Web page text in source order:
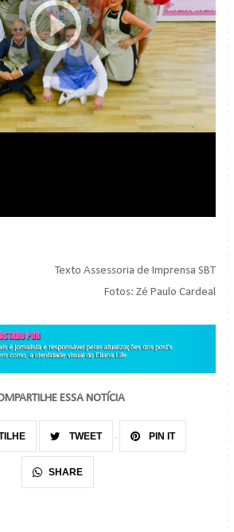
Texto Assessoria de Imprensa SBT
Fotos: Zé Paulo Cardeal
ESSA NOTÍCIA
TWEET PIN IT
SHARE